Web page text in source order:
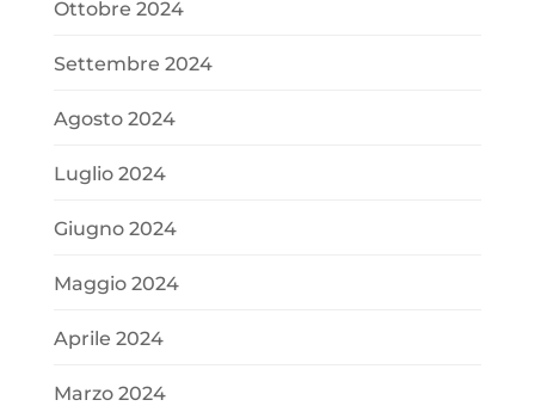
Ottobre 2024
Settembre 2024
Agosto 2024
Luglio 2024
Giugno 2024
Maggio 2024
Aprile 2024
Marzo 2024